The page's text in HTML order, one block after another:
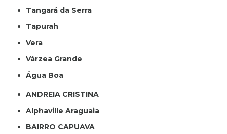
Tangará da Serra
Tapurah
Vera
Várzea Grande
Água Boa
ANDREIA CRISTINA
Alphaville Araguaia
BAIRRO CAPUAVA